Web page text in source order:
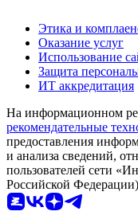
Этика и
Оказание услуг
Использование
Защита
ИТ аккредитация
На информационном
рекомендательные
предоставления
и анализа сведений,
пользователей сети
Российской Федерации)